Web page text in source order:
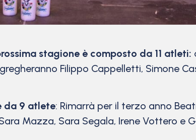
stagione è composto da 11 atleti:
Filippo Cappelletti, Simone
da 9 atlete: Rimarrà per il terzo anno
Mazza, Sara Segala, Irene Vottero e